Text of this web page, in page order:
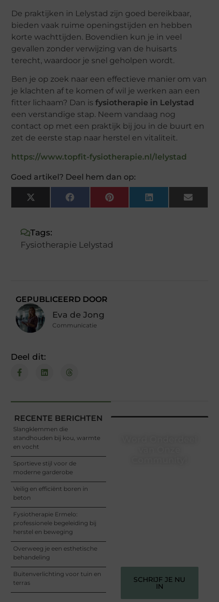
De praktijken in Lelystad zijn goed bereikbaar,
bieden vaak ruime openingstijden en hebben
korte wachttijden. Bovendien kun je in veel
gevallen zonder verwijzing van de huisarts
terecht, waardoor je snel geholpen wordt.
Ben je op zoek naar een effectieve manier om van
je klachten af te komen of wil je werken aan een
fitter lichaam? Dan isfysiotherapie in Lelystad
een verstandige stap. Neem vandaag nog
contact op met een praktijk bij jou in de buurt en
zet de eerste stap naar herstel en vitaliteit.
https://www.topfit-fysiotherapie.nl/lelystad
Goed artikel? Deel hem dan op:
X
(Twitter)
FacebookPinterestLinkedInEmail
Tags:
Fysiotherapie Lelystad
GEPUBLICEERD DOOR
Eva de Jong
Communicatie
Deel dit:
RECENTE BERICHTEN
Slangklemmen die
standhouden bij kou, warmte
en vocht
Sportieve stijl voor de
moderne garderobe
Veilig en efficiënt boren in
beton
Fysiotherapie Ermelo:
professionele begeleiding bij
herstel en beweging
Overweeg je een esthetische
behandeling
Buitenverlichting voor tuin en
terras
SCHRIJF JE NU
IN